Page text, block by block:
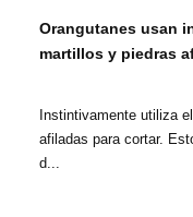
Orangutanes usan
martillos y piedras
Instintivamente utiliza
afiladas para cortar.
d...